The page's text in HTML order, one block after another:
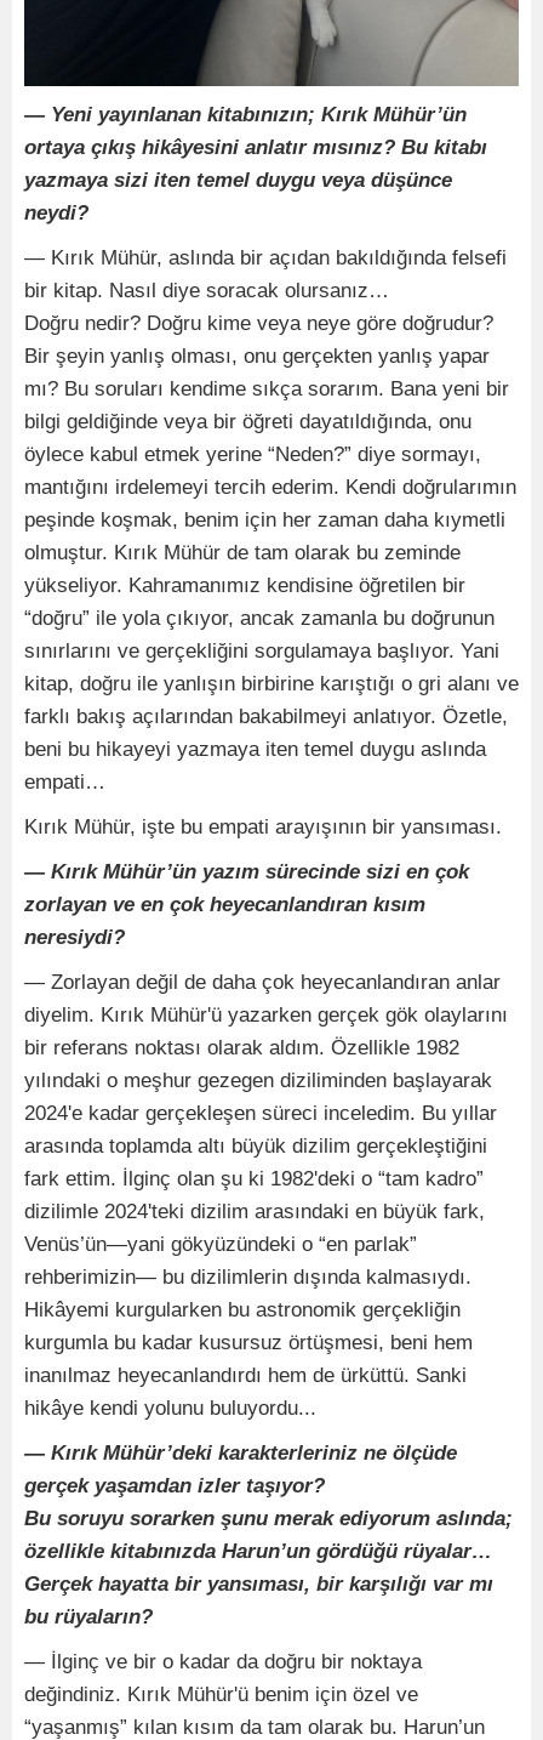
— Yeni yayınlanan kitabınızın; Kırık Mühür’ün
ortaya çıkış hikâyesini anlatır mısınız? Bu kitabı
yazmaya sizi iten temel duygu veya düşünce
neydi?
— Kırık Mühür, aslında bir açıdan bakıldığında felsefi
bir kitap. Nasıl diye soracak olursanız…
Doğru nedir? Doğru kime veya neye göre doğrudur?
Bir şeyin yanlış olması, onu gerçekten yanlış yapar
mı? Bu soruları kendime sıkça sorarım. Bana yeni bir
bilgi geldiğinde veya bir öğreti dayatıldığında, onu
öylece kabul etmek yerine “Neden?” diye sormayı,
mantığını irdelemeyi tercih ederim. Kendi doğrularımın
peşinde koşmak, benim için her zaman daha kıymetli
olmuştur. Kırık Mühür de tam olarak bu zeminde
yükseliyor. Kahramanımız kendisine öğretilen bir
“doğru” ile yola çıkıyor, ancak zamanla bu doğrunun
sınırlarını ve gerçekliğini sorgulamaya başlıyor. Yani
kitap, doğru ile yanlışın birbirine karıştığı o gri alanı ve
farklı bakış açılarından bakabilmeyi anlatıyor. Özetle,
beni bu hikayeyi yazmaya iten temel duygu aslında
empati…
Kırık Mühür, işte bu empati arayışının bir yansıması.
— Kırık Mühür’ün yazım sürecinde sizi en çok
zorlayan ve en çok heyecanlandıran kısım
neresiydi?
— Zorlayan değil de daha çok heyecanlandıran anlar
diyelim. Kırık Mühür'ü yazarken gerçek gök olaylarını
bir referans noktası olarak aldım. Özellikle 1982
yılındaki o meşhur gezegen diziliminden başlayarak
2024'e kadar gerçekleşen süreci inceledim. Bu yıllar
arasında toplamda altı büyük dizilim gerçekleştiğini
fark ettim. İlginç olan şu ki 1982'deki o “tam kadro”
dizilimle 2024'teki dizilim arasındaki en büyük fark,
Venüs’ün—yani gökyüzündeki o “en parlak”
rehberimizin— bu dizilimlerin dışında kalmasıydı.
Hikâyemi kurgularken bu astronomik gerçekliğin
kurgumla bu kadar kusursuz örtüşmesi, beni hem
inanılmaz heyecanlandırdı hem de ürküttü. Sanki
hikâye kendi yolunu buluyordu...
— Kırık Mühür’deki karakterleriniz ne ölçüde
gerçek yaşamdan izler taşıyor?
Bu soruyu sorarken şunu merak ediyorum aslında;
özellikle kitabınızda Harun’un gördüğü rüyalar…
Gerçek hayatta bir yansıması, bir karşılığı var mı
bu rüyaların?
— İlginç ve bir o kadar da doğru bir noktaya
değindiniz. Kırık Mühür'ü benim için özel ve
“yaşanmış” kılan kısım da tam olarak bu. Harun’un